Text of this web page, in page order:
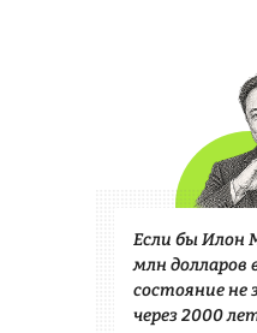
Если бы Илон
млн долларов
состояние не
через 2000